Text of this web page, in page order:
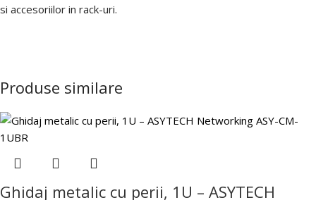
si accesoriilor in rack-uri.
Produse similare
Ghidaj metalic cu perii, 1U – ASYTECH